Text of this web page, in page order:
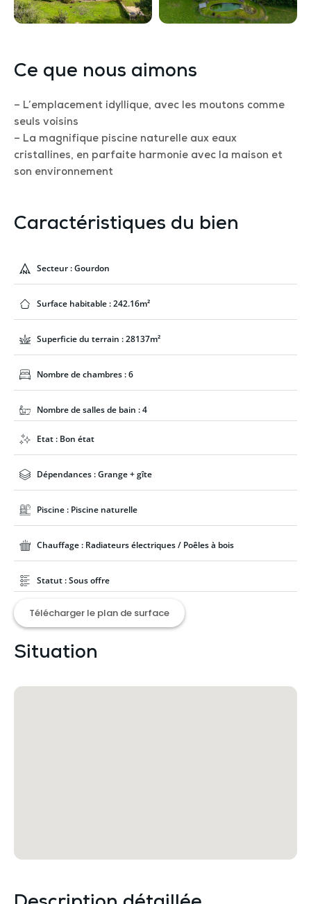
Ce que nous aimons
– L’emplacement idyllique, avec les moutons comme
seuls voisins
– La magnifique piscine naturelle aux eaux
cristallines, en parfaite harmonie avec la maison et
son environnement
Caractéristiques du bien
Secteur : Gourdon
Surface habitable : 242.16m²
Superficie du terrain : 28137m²
Nombre de chambres : 6
Nombre de salles de bain : 4
Etat : Bon état
Dépendances : Grange + gîte
Piscine : Piscine naturelle
Chauffage : Radiateurs électriques / Poêles à bois
Statut : Sous offre
Télécharger le plan de surface
Situation